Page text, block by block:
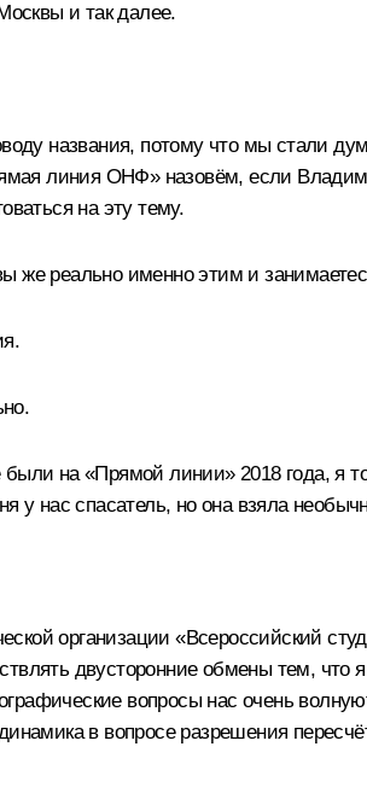
и так далее.
названия, потому что мы стали
линия ОНФ» назовём, если
на эту тему.
же реально именно этим и
на «Прямой линии» 2018 года, я
у нас спасатель, но она взяла
организации «Всероссийский
двусторонние обмены тем,
вопросы нас очень
в вопросе разрешения